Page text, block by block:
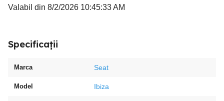
Valabil din 8/2/2026 10:45:33 AM
Specificații
Marca Seat
Model Ibiza